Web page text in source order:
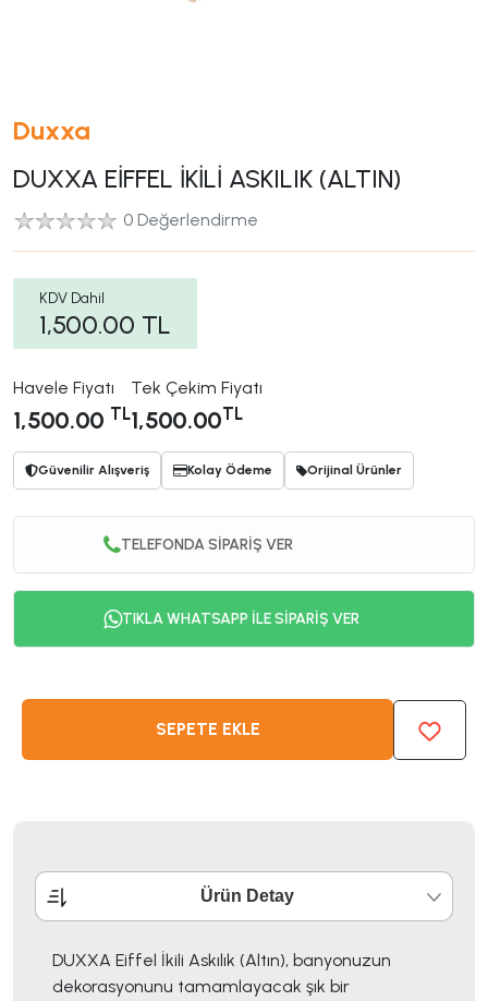
Duxxa
DUXXA EİFFEL İKİLİ ASKILIK (ALTIN)
0 Değerlendirme
KDV Dahil
1,500.00 TL
Havele Fiyatı
1,500.00 TL
Tek Çekim Fiyatı
1,500.00TL
Güvenilir Alışveriş Kolay Ödeme Orijinal Ürünler
TELEFONDA SİPARİŞ VER
TIKLA WHATSAPP İLE SİPARİŞ VER
SEPETE EKLE
Ürün Detay
DUXXA Eiffel İkili Askılık (Altın), banyonuzun
dekorasyonunu tamamlayacak şık bir